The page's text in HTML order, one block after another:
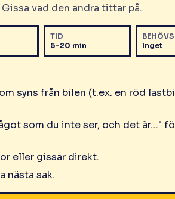
vad den andra tittar på.
TID
5–20 min
BEHÖVS
Inget
syns från bilen (t.ex. en röd
som du inte ser, och det är…"
eller gissar direkt.
nästa sak.